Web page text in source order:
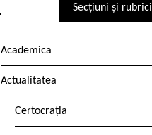
Secțiuni și rubrici
Academica
Actualitatea
Certocrația